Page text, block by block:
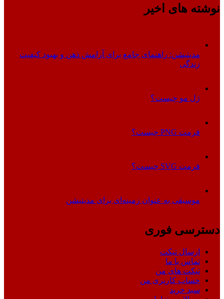
نوشته های اخیر
مدیتیشن: راهنمای جامع برای آرامش ذهن و بهبود کیفیت
زندگی
ژل مو چیست؟
فرمت PNG چیست؟
فرمت SVG چیست؟
موسیقی به عنوان زمینه‌ای برای مدیتیشن
دسترسی فوری
ارسال تیکت
تماس با ما
تیکت های من
حساب کاربری من
سبد خرید